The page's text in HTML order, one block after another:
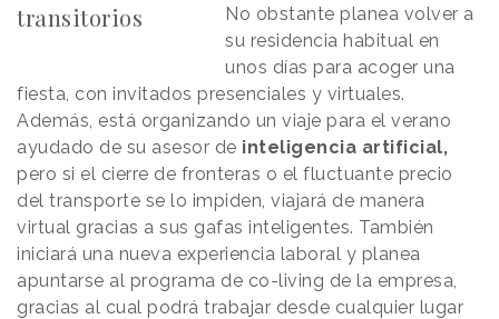
transitorios
No obstante planea volver a
su residencia habitual en
unos días para acoger una
fiesta, con invitados presenciales y virtuales.
Además, está organizando un viaje para el verano
ayudado de su asesor de inteligencia artificial,
pero si el cierre de fronteras o el fluctuante precio
del transporte se lo impiden, viajará de manera
virtual gracias a sus gafas inteligentes. También
iniciará una nueva experiencia laboral y planea
apuntarse al programa de co-living de la empresa,
gracias al cual podrá trabajar desde cualquier lugar